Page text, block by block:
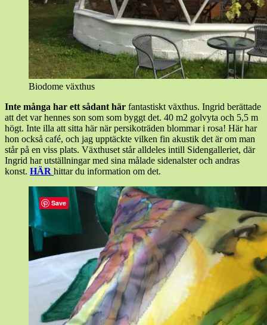
Biodome växthus
Inte många har ett sådant här fantastiskt växthus. Ingrid berättade
att det var hennes son som som byggt det. 40 m2 golvyta och 5,5 m
högt. Inte illa att sitta här när persikoträden blommar i rosa! Här har
hon också café, och jag upptäckte vilken fin akustik det är om man
står på en viss plats. Växthuset står alldeles intill Sidengalleriet, där
Ingrid har utställningar med sina målade sidenalster och andras
konst. HÄR hittar du information om det.
Save